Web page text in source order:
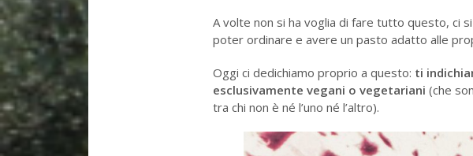
A volte non si ha voglia di fare tutto questo, ci
poter ordinare e avere un pasto adatto alle
Oggi ci dedichiamo proprio a questo: ti
esclusivamente vegani o vegetariani (che
tra chi non è né l’uno né l’altro).